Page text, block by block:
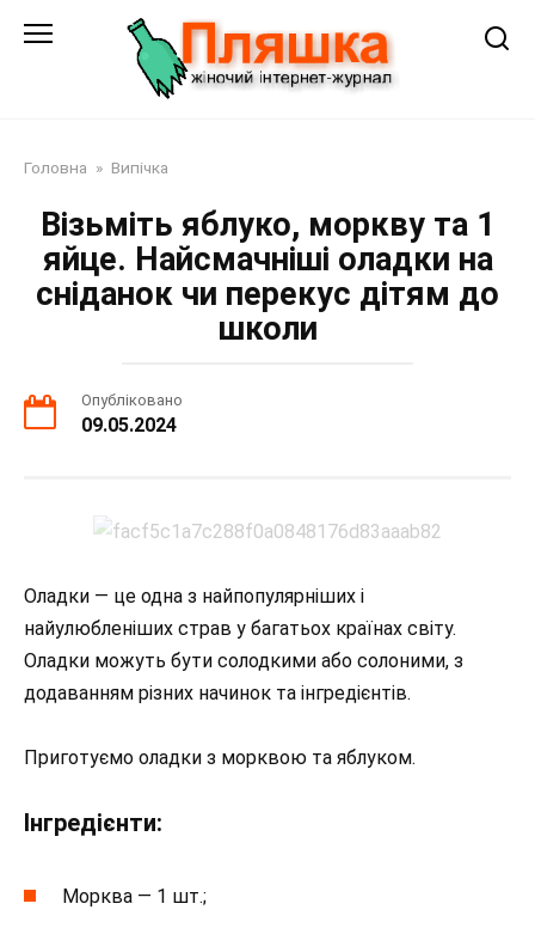
Головна » Випічка
Візьміть яблуко, моркву та 1
яйце. Найсмачніші оладки на
сніданок чи перекус дітям до
школи
Опубліковано
09.05.2024
Оладки — це одна з найпопулярніших і
найулюбленіших страв у багатьох країнах світу.
Оладки можуть бути солодкими або солоними, з
додаванням різних начинок та інгредієнтів.
Приготуємо оладки з морквою та яблуком.
Інгредієнти:
Морква — 1 шт.;